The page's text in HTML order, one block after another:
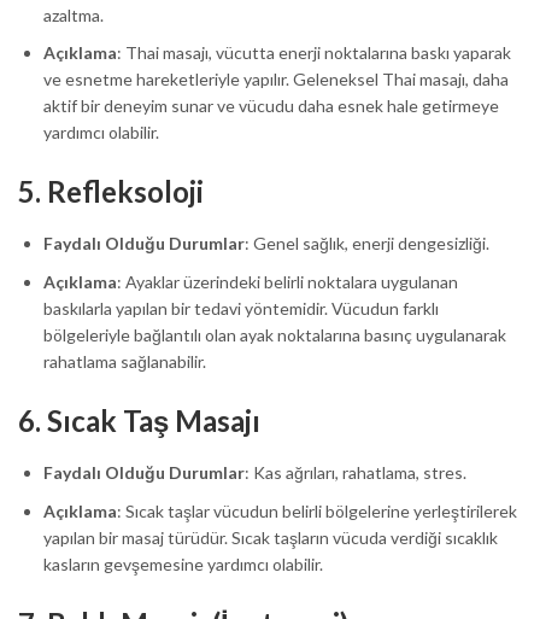
azaltma.
Açıklama: Thai masajı, vücutta enerji noktalarına baskı yaparak
ve esnetme hareketleriyle yapılır. Geleneksel Thai masajı, daha
aktif bir deneyim sunar ve vücudu daha esnek hale getirmeye
yardımcı olabilir.
5. Refleksoloji
Faydalı Olduğu Durumlar: Genel sağlık, enerji dengesizliği.
Açıklama: Ayaklar üzerindeki belirli noktalara uygulanan
baskılarla yapılan bir tedavi yöntemidir. Vücudun farklı
bölgeleriyle bağlantılı olan ayak noktalarına basınç uygulanarak
rahatlama sağlanabilir.
6. Sıcak Taş Masajı
Faydalı Olduğu Durumlar: Kas ağrıları, rahatlama, stres.
Açıklama: Sıcak taşlar vücudun belirli bölgelerine yerleştirilerek
yapılan bir masaj türüdür. Sıcak taşların vücuda verdiği sıcaklık
kasların gevşemesine yardımcı olabilir.